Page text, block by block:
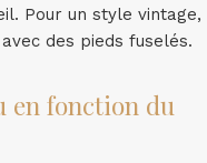
Pour un style vintage,
des pieds fuselés.
en fonction du